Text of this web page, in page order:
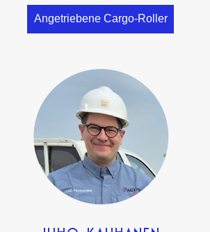
Angetriebene Cargo-Roller